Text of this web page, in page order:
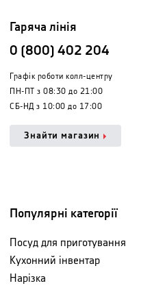
Гаряча лінія
0 (800) 402 204
Графік роботи колл-центру
ПН-ПТ з 08:30 до 21:00
СБ-НД з 10:00 до 17:00
Знайти магазин
Популярні категорії
Посуд для приготування
Кухонний інвентар
Нарізка